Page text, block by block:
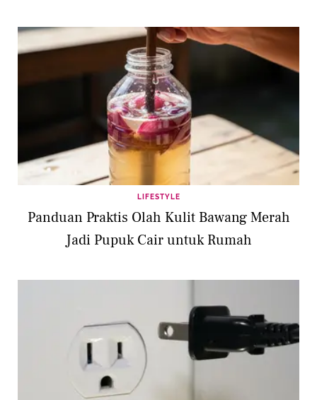
LIFESTYLE
Panduan Praktis Olah Kulit Bawang Merah
Jadi Pupuk Cair untuk Rumah